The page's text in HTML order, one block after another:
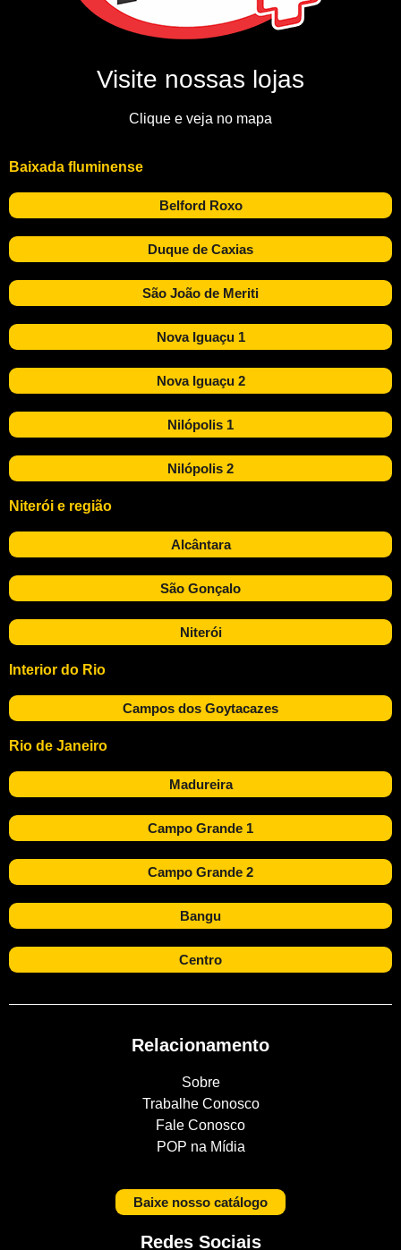
Visite nossas lojas
Clique e veja no mapa
Baixada fluminense
Belford Roxo
Duque de Caxias
São João de Meriti
Nova Iguaçu 1
Nova Iguaçu 2
Nilópolis 1
Nilópolis 2
Niterói e região
Alcântara
São Gonçalo
Niterói
Interior do Rio
Campos dos Goytacazes
Rio de Janeiro
Madureira
Campo Grande 1
Campo Grande 2
Bangu
Centro
Relacionamento
Sobre
Trabalhe Conosco
Fale Conosco
POP na Mídia
Baixe nosso catálogo
Redes Sociais